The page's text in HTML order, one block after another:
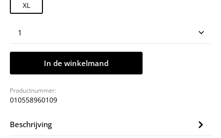
XL
Producthoeveelheid: Voer de gewenste
In de winkelmand
Productnummer:
010558960109
Beschrijving